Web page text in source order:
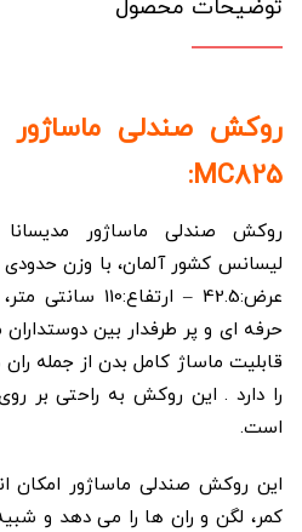
توضیحات محصول
MC825:
عرض:42.5 –
حرفه ای و پر طرفدار بین
قابلیت ماساژ کامل بدن از جمله
را دارد . این روکش به راحتی بر
است.
این روکش صندلی ماساژور امکان
کمر، لگن و ران ها را می دهد و